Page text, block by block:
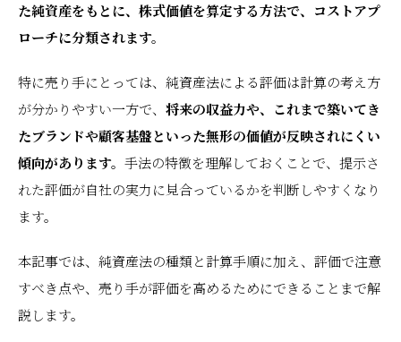
た純資産をもとに、株式価値を算定する方法で、コストアプ
ローチに分類されます。
特に売り手にとっては、純資産法による評価は計算の考え方
が分かりやすい一方で、 将来の収益力や、これまで築いてき
たブランドや顧客基盤といった無形の価値が反映されにくい
傾向があります。 手法の特徴を理解しておくことで、提示さ
れた評価が自社の実力に見合っているかを判断しやすくなり
ます。
本記事では、純資産法の種類と計算手順に加え、評価で注意
すべき点や、売り手が評価を高めるためにできることまで解
説します。